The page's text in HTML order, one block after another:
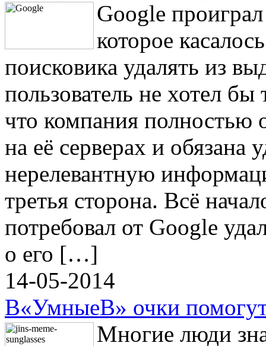
Google
которое
поисковика удалять из
пользователь не хотел
что компания полностью
на её серверах и обязана
нерелевантную
третья сторона. Всё
потребовал от Google
о его […]
14-05-2014
В«УмныеВ» очки
Многие люди